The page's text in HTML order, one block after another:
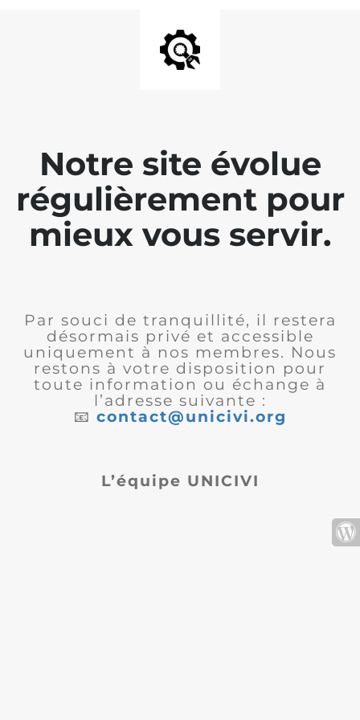
Notre site évolue
régulièrement pour
mieux vous servir.
Par souci de tranquillité, il restera
désormais privé et accessible
uniquement à nos membres. Nous
restons à votre disposition pour
toute information ou échange à
l’adresse suivante :
📧 contact@unicivi.org
L’équipe UNICIVI